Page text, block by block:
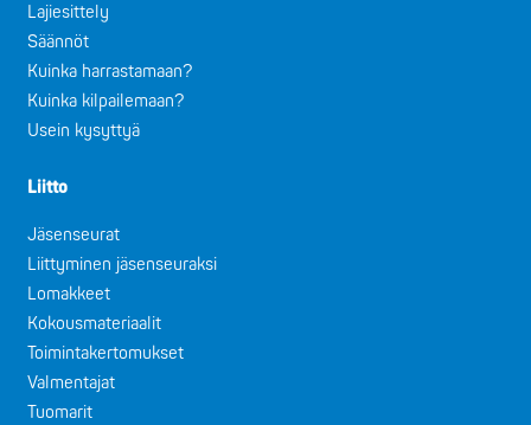
Lajiesittely
Säännöt
Kuinka harrastamaan?
Kuinka kilpailemaan?
Usein kysyttyä
Liitto
Jäsenseurat
Liittyminen jäsenseuraksi
Lomakkeet
Kokousmateriaalit
Toimintakertomukset
Valmentajat
Tuomarit